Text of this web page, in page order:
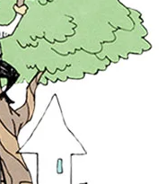
メディア掲載 「住宅
お知らせ 『防災
お知らせ 弊社が
お知らせ 2026年